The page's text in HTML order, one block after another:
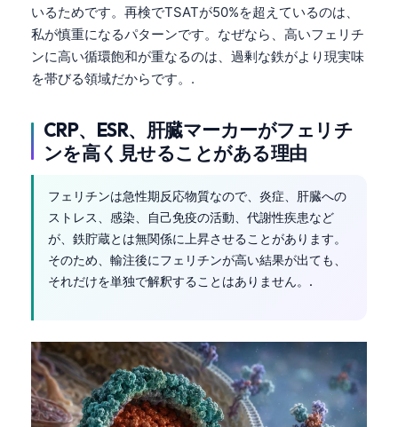
いるためです。再検でTSATが50%を超えているのは、
私が慎重になるパターンです。なぜなら、高いフェリチ
ンに高い循環飽和が重なるのは、過剰な鉄がより現実味
を帯びる領域だからです。.
CRP、ESR、肝臓マーカーがフェリチ
ンを高く見せることがある理由
フェリチンは急性期反応物質なので、炎症、肝臓への
ストレス、感染、自己免疫の活動、代謝性疾患など
が、鉄貯蔵とは無関係に上昇させることがあります。
そのため、輸注後にフェリチンが高い結果が出ても、
それだけを単独で解釈することはありません。.